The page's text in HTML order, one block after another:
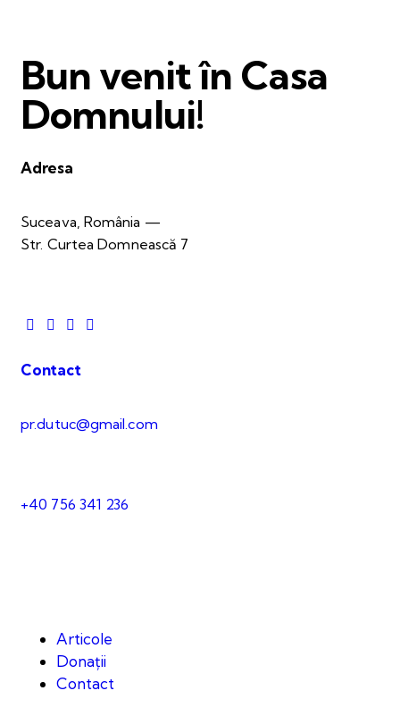
Bun venit în Casa
Domnului!
Adresa
Suceava, România —
Str. Curtea Domnească 7
Contact
pr.dutuc@gmail.com
+40 756 341 236
Articole
Donații
Contact